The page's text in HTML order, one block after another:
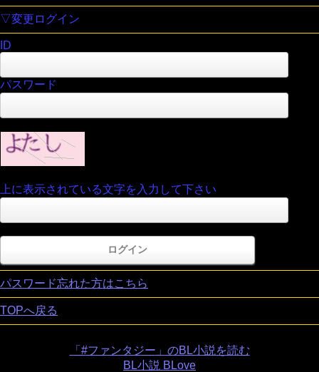
▽変更ログイン
ID
パスワード
上に表示されている文字を入力して下さい
パスワード忘れた方はこちら
TOPへ戻る
「#ファンタジー」のBL小説を読む
BL小説 BLove